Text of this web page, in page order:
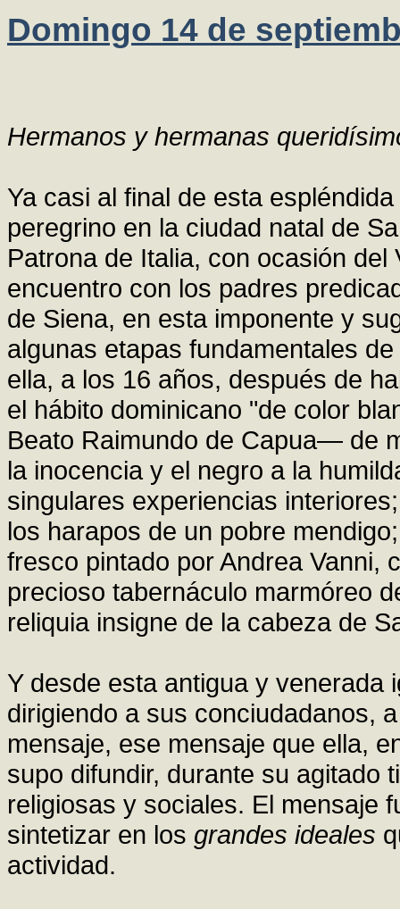
Domingo 14 de
Hermanos y hermanas
Ya casi al final de esta
peregrino en la ciudad natal de
Patrona de Italia, con ocasión
encuentro con los padres
de Siena, en esta imponente y
algunas etapas fundamentales
ella, a los 16 años, después de
el hábito dominicano "de color
Beato Raimundo de Capua— de
la inocencia y el negro a la
singulares experiencias
los harapos de un pobre
fresco pintado por Andrea Vanni,
precioso tabernáculo marmóreo
reliquia insigne de la cabeza de
Y desde esta antigua y venerada
dirigiendo a sus conciudadanos,
mensaje, ese mensaje que ella,
supo difundir, durante su agitado
religiosas y sociales. El mensaje
sintetizar en los grandes ideales
actividad.